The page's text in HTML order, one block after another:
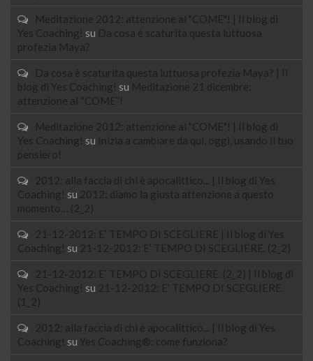
Meditazione 2012: attenzione al "COME"! | Il blog di
Yes Coaching! su
Da cosa è scaturita questa luttuosa
profezia Maya?
Da cosa è scaturita questa luttuosa profezia Maya? | Il
blog di Yes Coaching! su
Meditazione 21 dicembre:
attenzione al “COME”!
Meditazione 2012: attenzione al "COME"! | Il blog di
Yes Coaching! su
Inizia a cambiare da qui, oggi, usando il tuo
pensiero!
2012: alla faccia di chi è apocalittico... | Il blog di Yes
Coaching! su 2012: diamo la giusta attenzione a questo
momento… (2_2)
21-12-2012: E’ TEMPO DI SCEGLIERE | Il blog di Yes
Coaching! su 21-12-2012: E’ TEMPO DI SCEGLIERE. (2_2)
21-12-2012: E’ TEMPO DI SCEGLIERE. (2_2) | Il blog di
Yes Coaching! su 21-12-2012: E’ TEMPO DI SCEGLIERE.
(1_2)
2012: alla faccia di chi è apocalittico... | Il blog di Yes
Coaching! su Yes Coaching®: come funziona?